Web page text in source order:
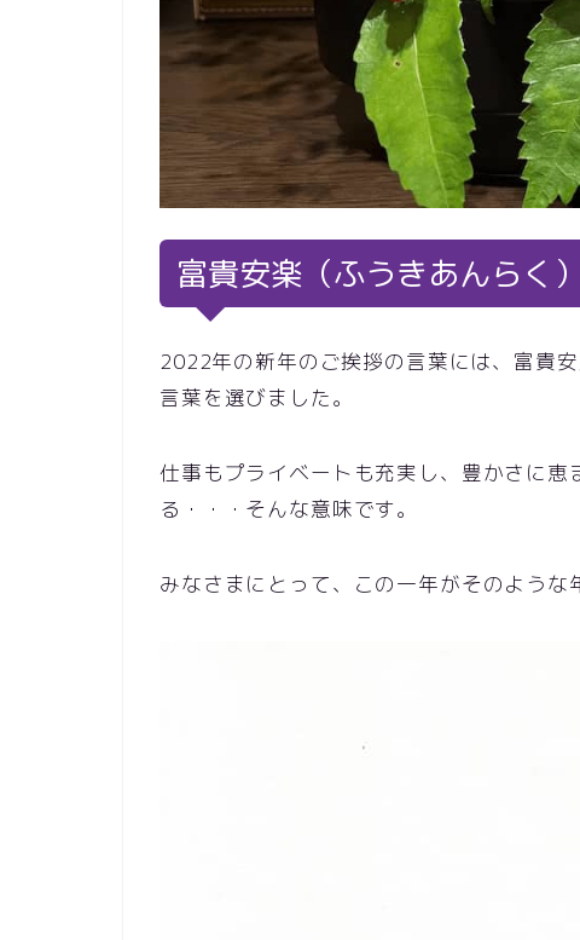
富貴安楽（ふうきあんらく）
2022年の新年のご挨拶の言葉には、富貴
言葉を選びました。
仕事もプライベートも充実し、豊かさに
る・・・そんな意味です。
みなさまにとって、この一年がそのような